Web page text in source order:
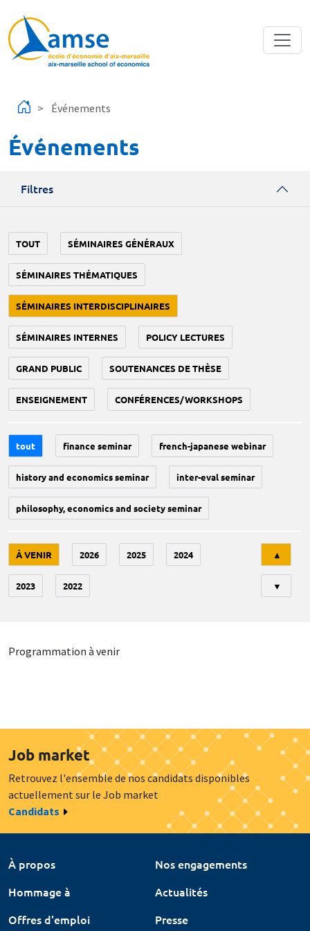
Événements
Événements
Filtres
TOUT SÉMINAIRES GÉNÉRAUX
SÉMINAIRES THÉMATIQUES
SÉMINAIRES INTERDISCIPLINAIRES
SÉMINAIRES INTERNES POLICY LECTURES
GRAND PUBLIC SOUTENANCES DE THÈSE
ENSEIGNEMENT CONFÉRENCES/WORKSHOPS
tout finance seminar french-japanese webinar
history and economics seminar inter-eval seminar
philosophy, economics and society seminar
À VENIR 2026 2025 2024
2023 2022
▲
▼
Programmation à venir
Job market
Retrouvez l'ensemble de nos candidats disponibles
actuellement sur le Job market
Candidats
À propos
Nos engagements
Hommage à
Actualités
Offres d'emploi
Presse